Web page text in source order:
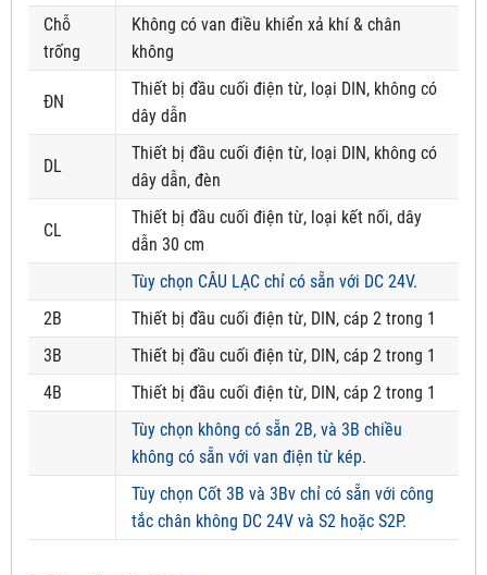
Chỗ
trống
Không có van điều khiển xả khí & chân
không
ĐN
Thiết bị đầu cuối điện từ, loại DIN, không có
dây dẫn
DL
Thiết bị đầu cuối điện từ, loại DIN, không có
dây dẫn, đèn
CL
Thiết bị đầu cuối điện từ, loại kết nối, dây
dẫn 30 cm
Tùy chọn CÂU LẠC chỉ có sẵn với DC 24V.
2B
Thiết bị đầu cuối điện từ, DIN, cáp 2 trong 1
3B
Thiết bị đầu cuối điện từ, DIN, cáp 2 trong 1
4B
Thiết bị đầu cuối điện từ, DIN, cáp 2 trong 1
Tùy chọn không có sẵn 2B, và 3B chiều
không có sẵn với van điện từ kép.
Tùy chọn Cốt 3B và 3Bv chỉ có sẵn với công
tắc chân không DC 24V và S2 hoặc S2P.